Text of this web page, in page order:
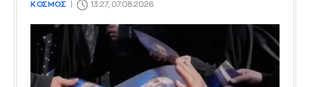
ΚΟΣΜΟΣ 13:27, 07.08.2026